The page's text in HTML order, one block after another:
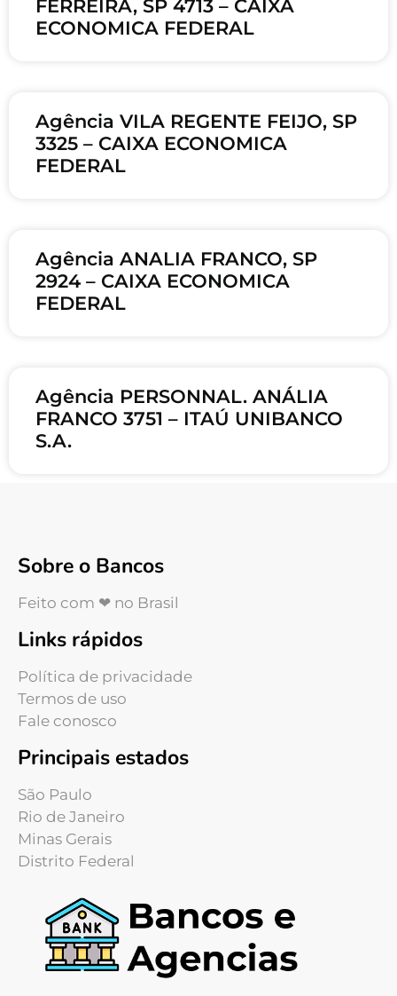
FERREIRA, SP 4713 – CAIXA
ECONOMICA FEDERAL
Agência VILA REGENTE FEIJO, SP
3325 – CAIXA ECONOMICA
FEDERAL
Agência ANALIA FRANCO, SP
2924 – CAIXA ECONOMICA
FEDERAL
Agência PERSONNAL. ANÁLIA
FRANCO 3751 – ITAÚ UNIBANCO
S.A.
Sobre o Bancos
Feito com ❤ no Brasil
Links rápidos
Política de privacidade
Termos de uso
Fale conosco
Principais estados
São Paulo
Rio de Janeiro
Minas Gerais
Distrito Federal